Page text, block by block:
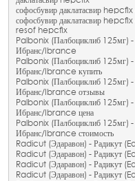
софосбувир даклатасвир hepcfix
софосбувир даклатасвир hepcfix
resof hepcfix
Palbonix (Палбоциклиб 125мг)
Ибранс/Ibrance
Palbonix (Палбоциклиб 125мг)
Ибранс/Ibrance купить
Palbonix (Палбоциклиб 125мг)
Ибранс/Ibrance отзывы
Palbonix (Палбоциклиб 125мг)
Ибранс/Ibrance цена
Palbonix (Палбоциклиб 125мг)
Ибранс/Ibrance стоимость
Radicut (Эдаравон) - Радикут
Radicut (Эдаравон) - Радикут
Radicut (Эдаравон) - Радикут
Radicut (Эдаравон) - Радикут